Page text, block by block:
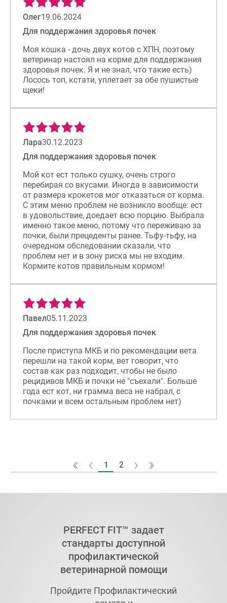
Олег19.06.2024
Для поддержания здоровья почек
Моя кошка - дочь двух котов с ХПН, поэтому
ветеринар настоял на корме для поддержания
здоровья почек. Я и не знал, что такие есть)
Лосось топ, кстати, уплетает за обе пушистые
щеки!
Лара30.12.2023
Для поддержания здоровья почек
Мой кот ест только сушку, очень строго
перебирая со вкусами. Иногда в зависимости
от размера крокетов мог отказаться от корма.
С этим меню проблем не возникло вообще: ест
в удовольствие, доедает всю порцию. Выбрала
именно такое меню, потому что переживаю за
почки, были прецеденты ранее. Тьфу-тьфу, на
очередном обследовании сказали, что
проблем нет и в зону риска мы не входим.
Кормите котов правильным кормом!
Павел05.11.2023
Для поддержания здоровья почек
После приступа МКБ и по рекомендации вета
перешли на такой корм, вет говорит, что
состав как раз подходит, чтобы не было
рецидивов МКБ и почки не "съехали". Больше
года ест кот, ни грамма веса не набрал, с
почками и всем остальным проблем нет)
1 2
PERFECT FIT™ задает
стандарты доступной
профилактической
ветеринарной помощи
Пройдите Профилактический